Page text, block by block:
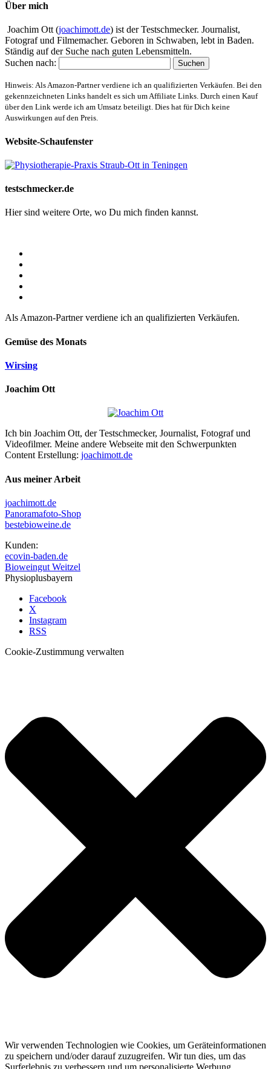
Über mich
Joachim Ott (joachimott.de) ist der Testschmecker. Journalist,
Fotograf und Filmemacher. Geboren in Schwaben, lebt in Baden.
Ständig auf der Suche nach guten Lebensmitteln.
Suchen nach:
Hinweis: Als Amazon-Partner verdiene ich an qualifizierten Verkäufen. Bei den
gekennzeichneten Links handelt es sich um Affiliate Links. Durch einen Kauf
über den Link werde ich am Umsatz beteiligt. Dies hat für Dich keine
Auswirkungen auf den Preis.
Website-Schaufenster
testschmecker.de
Hier sind weitere Orte, wo Du mich finden kannst.
Als Amazon-Partner verdiene ich an qualifizierten Verkäufen.
Gemüse des Monats
Wirsing
Joachim Ott
Ich bin Joachim Ott, der Testschmecker, Journalist, Fotograf und
Videofilmer. Meine andere Webseite mit den Schwerpunkten
Content Erstellung: joachimott.de
Aus meiner Arbeit
joachimott.de
Panoramafoto-Shop
bestebioweine.de
Kunden:
ecovin-baden.de
Bioweingut Weitzel
Physioplusbayern
Facebook
X
Instagram
RSS
Cookie-Zustimmung verwalten
Wir verwenden Technologien wie Cookies, um Geräteinformationen
zu speichern und/oder darauf zuzugreifen. Wir tun dies, um das